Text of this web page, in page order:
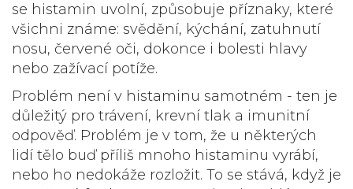
se histamin uvolní, způsobuje příznaky, které
všichni známe: svědění, kýchání, zatuhnutí
nosu, červené oči, dokonce i bolesti hlavy
nebo zažívací potíže.
Problém není v histaminu samotném - ten je
důležitý pro trávení, krevní tlak a imunitní
odpověď. Problém je v tom, že u některých
lidí tělo buď příliš mnoho histaminu vyrábí,
nebo ho nedokáže rozložit. To se stává, když je